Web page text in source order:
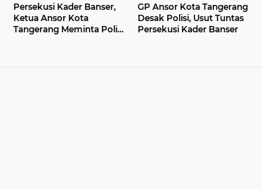
Persekusi Kader Banser,
Ketua Ansor Kota
Tangerang Meminta Polisi
GP Ansor Kota Tangerang
Desak Polisi, Usut Tuntas
Persekusi Kader Banser